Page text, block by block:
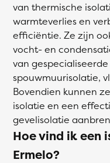
van thermische
warmteverlies en
efficiëntie. Ze zijn
vocht- en
van
spouwmuurisolatie,
Bovendien kunnen
isolatie en een
gevelisolatie
Hoe vind ik een
Ermelo?